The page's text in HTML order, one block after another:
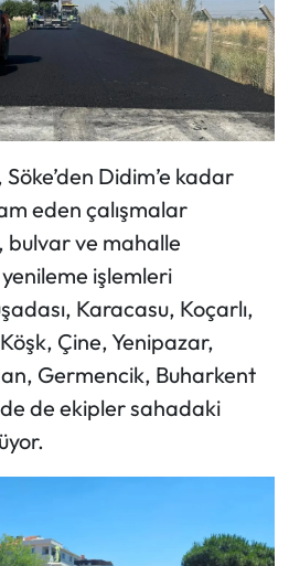
Didim’e kadar
eden çalışmalar
bulvar ve mahalle
işlemleri
Karacasu, Koçarlı,
Çine, Yenipazar,
Germencik, Buharkent
de ekipler sahadaki